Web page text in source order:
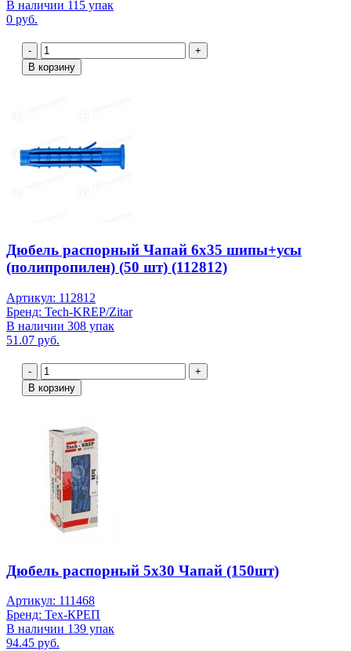
В наличии 115 упак
0 руб.
-
+
В корзину
Дюбель распорный Чапай 6х35 шипы+усы
(полипропилен) (50 шт) (112812)
Артикул: 112812
Бренд: Tech-KREP/Zitar
В наличии 308 упак
51.07 руб.
-
+
В корзину
Дюбель распорный 5х30 Чапай (150шт)
Артикул: 111468
Бренд: Тех-КРЕП
В наличии 139 упак
94.45 руб.